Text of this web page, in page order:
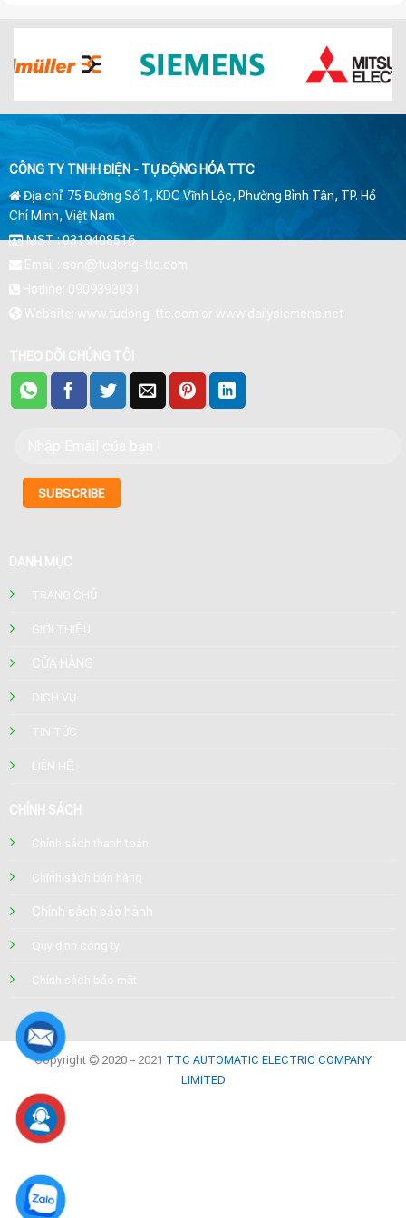
CÔNG TY TNHH ĐIỆN - TỰ ĐỘNG HÓA TTC
Địa chỉ: 75 Đường Số 1, KDC Vĩnh Lộc, Phường Bình Tân, TP. Hồ
Chí Minh, Việt Nam
MST : 0319408516
Email : son@tudong-ttc.com
Hotline: 0909393031
Website: www.tudong-ttc.com or www.dailysiemens.net
THEO DÕI CHÚNG TÔI
DANH MỤC
TRANG CHỦ
GIỚI THIỆU
CỬA HÀNG
DỊCH VỤ
TIN TỨC
LIÊN HỆ
CHÍNH SÁCH
Chính sách thanh toán
Chính sách bán hàng
Chính sách bảo hành
Quy định công ty
Chính sách bảo mật
Copyright © 2020 – 2021 TTC AUTOMATIC ELECTRIC COMPANY
LIMITED